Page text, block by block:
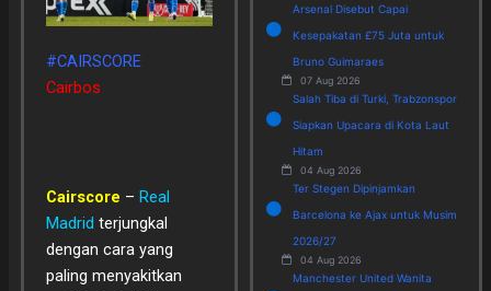
#CAIRSCORE
Cairbos
Cairscore – Real
Madrid terjungkal
dengan cara yang
paling menyakitkan
Arsenal Disebut Capai
Kesepakatan £75 Juta untuk
Bruno Guimaraes
07 Aug 2026
Salah Tiba di Turki, Trabzonspor
Siapkan Upacara di Kota Laut
Hitam
04 Aug 2026
Ter Stegen Dipinjamkan
Barcelona ke Ajax untuk Musim
2026/27
04 Aug 2026
Manchester United Wanita